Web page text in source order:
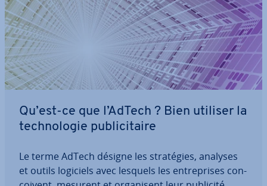
Qu’est-ce que l’AdTech ? Bien utiliser la
tech­no­lo­gie pu­bli­ci­taire
Le terme AdTech désigne les stra­té­gies, analyses
et outils logiciels avec lesquels les en­tre­prises con­